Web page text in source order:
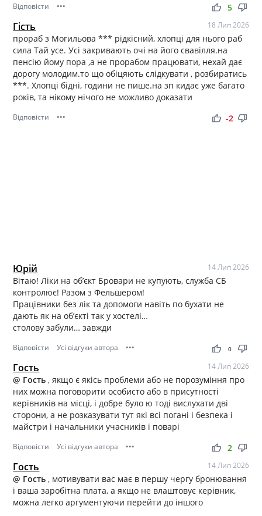
Відповісти ••• thumb_up thumb_down
5
Гість 18 Лип 2026
прораб з Могильова *** рідкісний, хлопці для нього раб
сила Тай усе. Усі закривають очі на його свавілля.на
пенсію йому пора ,а не прорабом працювати, нехай дає
дорогу молодим.то що обіцяють слідкувати , розбиратись
***. Хлопці бідні, години не пише.на зп кидає уже багато
років, та нікому нічого не можливо доказати
Відповісти ••• thumb_up thumb_down
-2
Юрій 14 Лип 2026
Вітаю! Ліки на обʼєкт Бровари не купують, служба СБ
контролює! Разом з Фельшером!
Працівники без лік та допомоги навіть по бухати не
дають як на обʼєкті так у хостелі…
столову забули… завжди
Відповісти Усі відгуки автора ••• thumb_up thumb_down
0
Гость 14 Лип 2026
@ Гость, якщо є якісь проблеми або не порозуміння про
них можна поговорити особисто або в присутності
керівників на місці, і добре було ю тоді вислухати дві
сторони, а не розказувати тут які всі погані і безпека і
майстри і начальники учасників і поварі
Відповісти Усі відгуки автора ••• thumb_up thumb_down
2
Гость 14 Лип 2026
@ Гость, мотивувати вас має в першу чергу бронювання
і ваша заробітна плата, а якщо не влаштовує керівник,
можна легко аргументуючи перейти до іншого